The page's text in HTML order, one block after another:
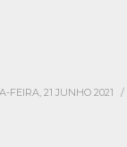
FEIRA, 21 JUNHO 2021 /